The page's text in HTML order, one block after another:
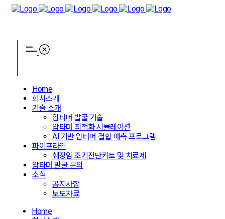
Home
회사소개
기술 소개
압타머 발굴 기술
압타머 최적화 시뮬레이션
AI 기반 압타머 결합 예측 프로그램
파이프라인
췌장암 조기진단키트 및 치료제
압타머 발굴 문의
소식
공지사항
보도자료
Home